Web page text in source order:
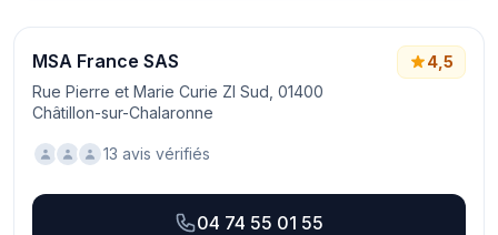
MSA France SAS
Rue Pierre et Marie Curie ZI Sud, 01400
Châtillon-sur-Chalaronne
4,5
13 avis vérifiés
04 74 55 01 55